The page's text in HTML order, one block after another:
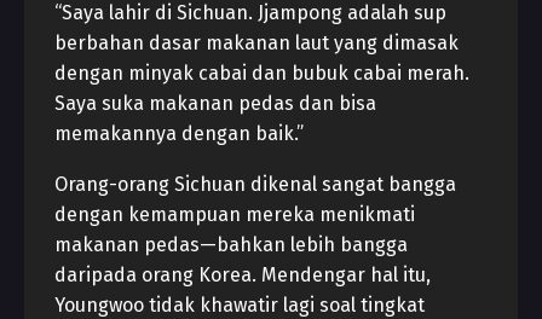
“Saya lahir di Sichuan. Jjampong adalah sup
berbahan dasar makanan laut yang dimasak
dengan minyak cabai dan bubuk cabai merah.
Saya suka makanan pedas dan bisa
memakannya dengan baik.”
Orang-orang Sichuan dikenal sangat bangga
dengan kemampuan mereka menikmati
makanan pedas—bahkan lebih bangga
daripada orang Korea. Mendengar hal itu,
Youngwoo tidak khawatir lagi soal tingkat